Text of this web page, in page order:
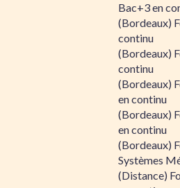
Bac+3 en
(Bordeaux)
continu
(Bordeaux)
continu
(Bordeaux)
en continu
(Bordeaux)
en continu
(Bordeaux)
Systèmes
(Distance)